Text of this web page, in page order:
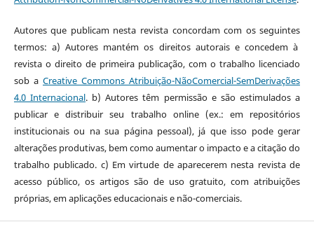
Autores que publicam nesta revista concordam com os seguintes
termos: a) Autores mantém os direitos autorais e concedem à
revista o direito de primeira publicação, com o trabalho licenciado
sob a Creative Commons Atribuição-NãoComercial-SemDerivações
4.0 Internacional. b) Autores têm permissão e são estimulados a
publicar e distribuir seu trabalho online (ex.: em repositórios
institucionais ou na sua página pessoal), já que isso pode gerar
alterações produtivas, bem como aumentar o impacto e a citação do
trabalho publicado. c) Em virtude de aparecerem nesta revista de
acesso público, os artigos são de uso gratuito, com atribuições
próprias, em aplicações educacionais e não-comerciais.